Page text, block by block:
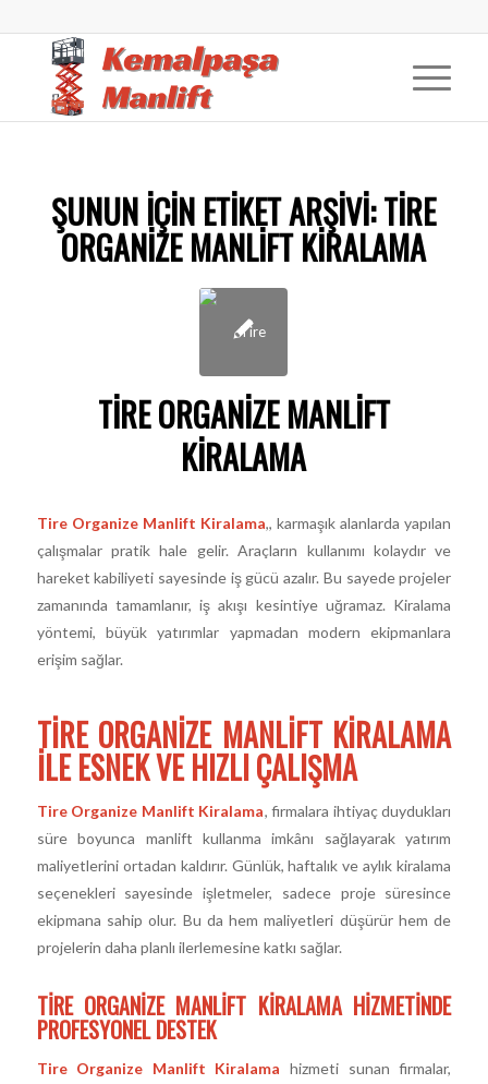
ŞUNUN IÇIN ETIKET ARŞIVI:TIRE
ORGANIZE MANLIFT KIRALAMA
TIRE ORGANIZE MANLIFT
KIRALAMA
Tire Organize Manlift Kiralama,, karmaşık alanlarda yapılan
çalışmalar pratik hale gelir. Araçların kullanımı kolaydır ve
hareket kabiliyeti sayesinde iş gücü azalır. Bu sayede projeler
zamanında tamamlanır, iş akışı kesintiye uğramaz. Kiralama
yöntemi, büyük yatırımlar yapmadan modern ekipmanlara
erişim sağlar.
TIRE ORGANIZE MANLIFT KIRALAMA
ILE ESNEK VE HIZLI ÇALIŞMA
Tire Organize Manlift Kiralama, firmalara ihtiyaç duydukları
süre boyunca manlift kullanma imkânı sağlayarak yatırım
maliyetlerini ortadan kaldırır. Günlük, haftalık ve aylık kiralama
seçenekleri sayesinde işletmeler, sadece proje süresince
ekipmana sahip olur. Bu da hem maliyetleri düşürür hem de
projelerin daha planlı ilerlemesine katkı sağlar.
TIRE ORGANIZE MANLIFT KIRALAMA HIZMETINDE
PROFESYONEL DESTEK
Tire Organize Manlift Kiralama hizmeti sunan firmalar,